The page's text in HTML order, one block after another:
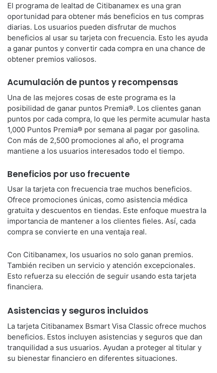
El programa de lealtad de Citibanamex es una gran
oportunidad para obtener más beneficios en tus compras
diarias. Los usuarios pueden disfrutar de muchos
beneficios al usar su tarjeta con frecuencia. Esto les ayuda
a ganar puntos y convertir cada compra en una chance de
obtener premios valiosos.
Acumulación de puntos y recompensas
Una de las mejores cosas de este programa es la
posibilidad de ganar puntos Premia®. Los clientes ganan
puntos por cada compra, lo que les permite acumular hasta
1,000 Puntos Premia® por semana al pagar por gasolina.
Con más de 2,500 promociones al año, el programa
mantiene a los usuarios interesados todo el tiempo.
Beneficios por uso frecuente
Usar la tarjeta con frecuencia trae muchos beneficios.
Ofrece promociones únicas, como asistencia médica
gratuita y descuentos en tiendas. Este enfoque muestra la
importancia de mantener a los clientes fieles. Así, cada
compra se convierte en una ventaja real.
Con Citibanamex, los usuarios no solo ganan premios.
También reciben un servicio y atención excepcionales.
Esto refuerza su elección de seguir usando esta tarjeta
financiera.
Asistencias y seguros incluidos
La tarjeta Citibanamex Bsmart Visa Classic ofrece muchos
beneficios. Estos incluyen asistencias y seguros que dan
tranquilidad a sus usuarios. Ayudan a proteger al titular y
su bienestar financiero en diferentes situaciones.